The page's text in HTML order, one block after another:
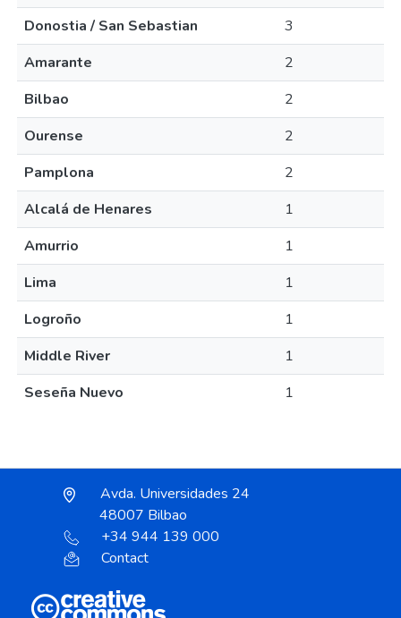
Donostia / San Sebastian
3
Amarante
2
Bilbao
2
Ourense
2
Pamplona
2
Alcalá de Henares
1
Amurrio
1
Lima
1
Logroño
1
Middle River
1
Seseña Nuevo
1
Avda. Universidades 24
48007 Bilbao
+34 944 139 000
Contact